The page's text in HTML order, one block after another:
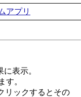
アプリ
表示。
す。
リックするとその